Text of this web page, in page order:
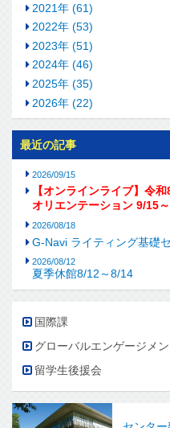
2021年 (61)
2022年 (53)
2023年 (51)
2024年 (46)
2025年 (35)
2026年 (22)
最近の記事
2026/09/15
【オンラインライブ】令
オリエンテーション 9/15
2026/08/18
G-Navi ライティング基礎
2026/08/12
夏季休館8/12～8/14
国際課
グローバルエンゲージメ
留学生後援会